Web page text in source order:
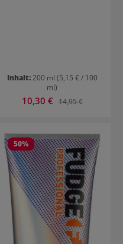
Inhalt:200 ml (5,15 € / 100
ml)
Verkaufspreis:
10,30 € Regulärer Preis:
14,95 €
50%